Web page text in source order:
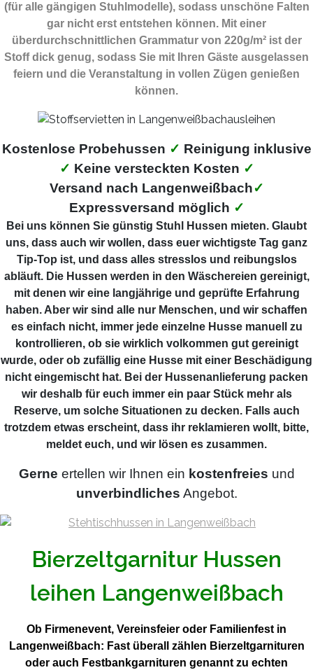
(für alle gängigen Stuhlmodelle), sodass unschöne Falten
gar nicht erst entstehen können. Mit einer
überdurchschnittlichen Grammatur von 220g/m² ist der
Stoff dick genug, sodass Sie mit Ihren Gäste ausgelassen
feiern und die Veranstaltung in vollen Zügen genießen
können.
Kostenlose Probehussen ✓ Reinigung inklusive
✓ Keine versteckten Kosten ✓
Versand nach Langenweißbach✓
Expressversand möglich ✓
Bei uns können Sie günstig Stuhl Hussen mieten. Glaubt
uns, dass auch wir wollen, dass euer wichtigste Tag ganz
Tip-Top ist, und dass alles stresslos und reibungslos
abläuft. Die Hussen werden in den Wäschereien gereinigt,
mit denen wir eine langjährige und geprüfte Erfahrung
haben. Aber wir sind alle nur Menschen, und wir schaffen
es einfach nicht, immer jede einzelne Husse manuell zu
kontrollieren, ob sie wirklich volkommen gut gereinigt
wurde, oder ob zufällig eine Husse mit einer Beschädigung
nicht eingemischt hat. Bei der Hussenanlieferung packen
wir deshalb für euch immer ein paar Stück mehr als
Reserve, um solche Situationen zu decken. Falls auch
trotzdem etwas erscheint, dass ihr reklamieren wollt, bitte,
meldet euch, und wir lösen es zusammen.
Gerne ertellen wir Ihnen ein kostenfreies und
unverbindliches Angebot.
Bierzeltgarnitur Hussen
leihen Langenweißbach
Ob Firmenevent, Vereinsfeier oder Familienfest in
Langenweißbach: Fast überall zählen Bierzeltgarnituren
oder auch Festbankgarnituren genannt zu echten